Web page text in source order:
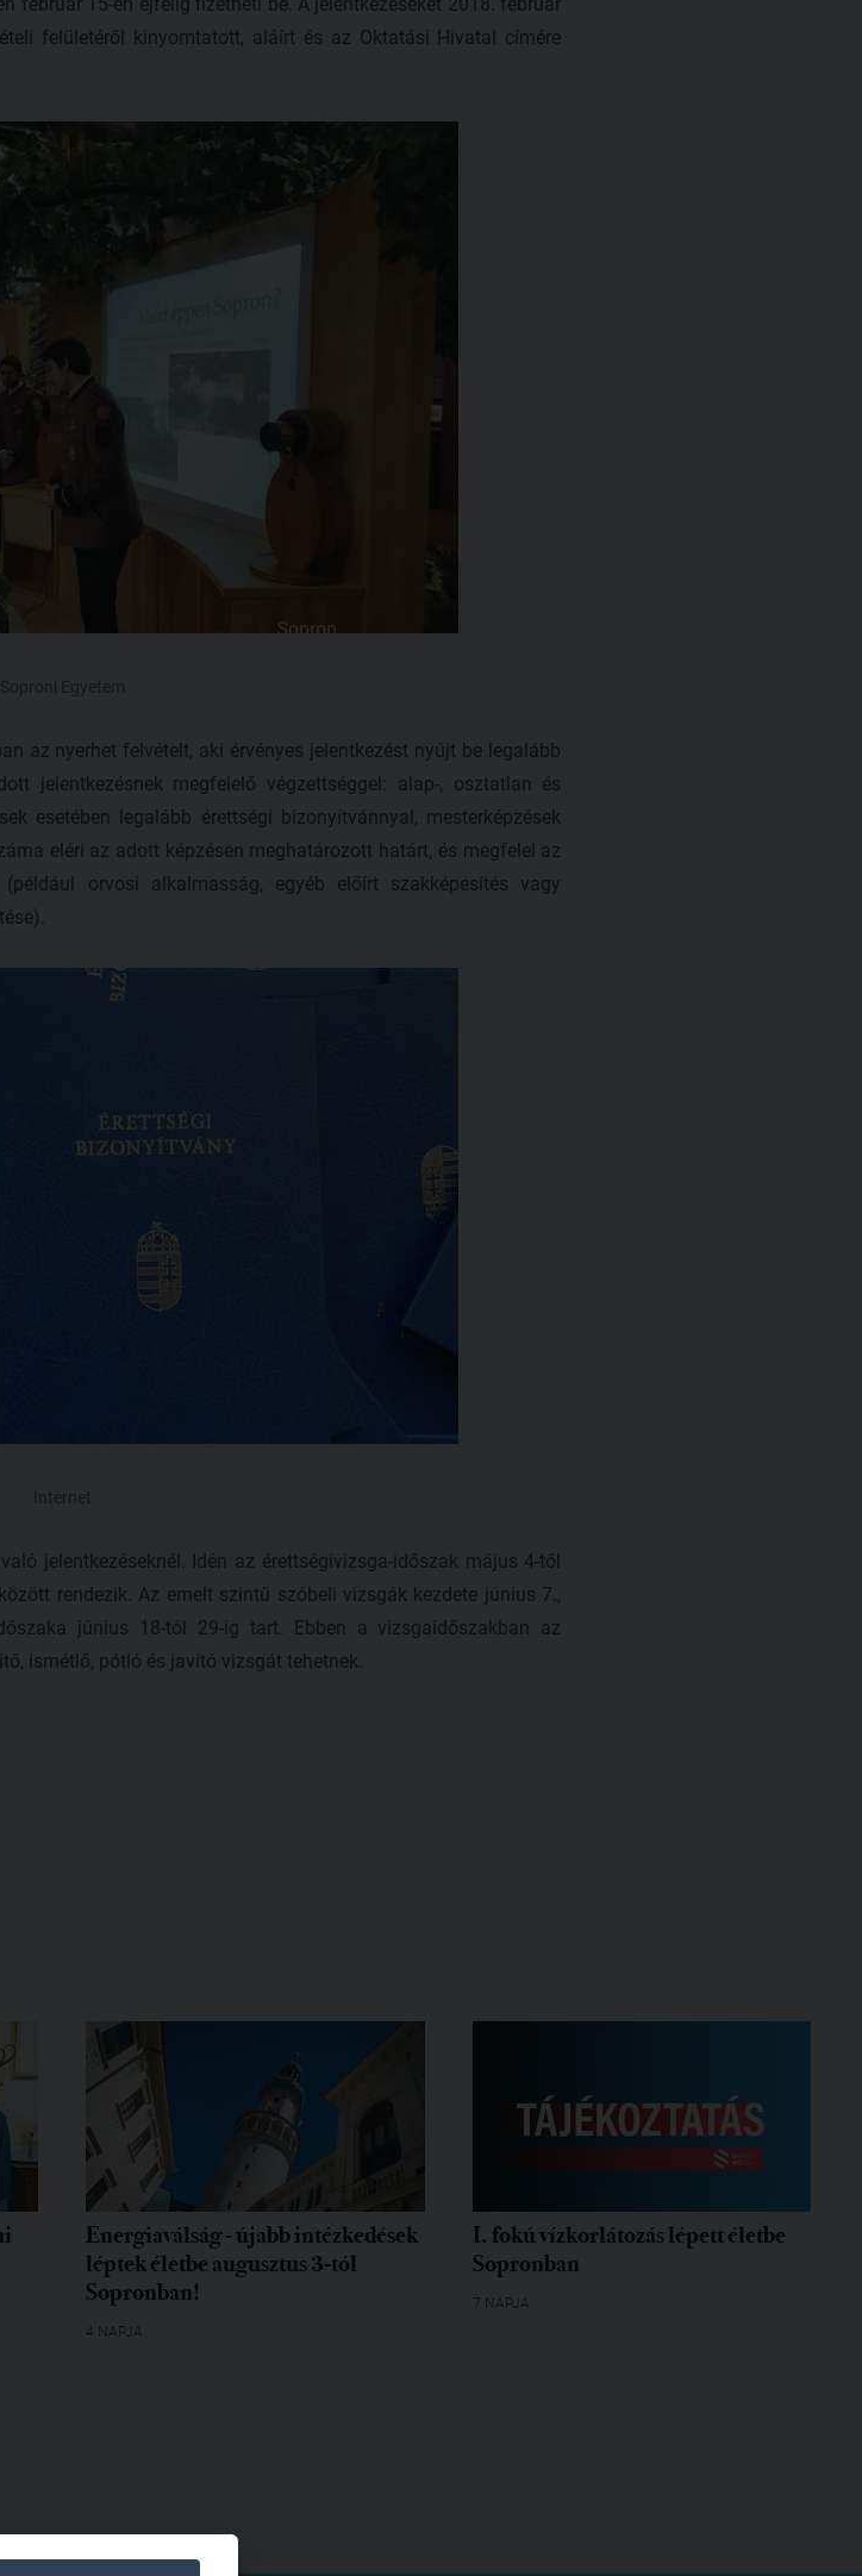
felületéről kinyomtatott, aláírt és az Oktatási Hivatal címére
az nyerhet felvételt, aki érvényes jelentkezést nyújt be legalább
jelentkezésnek megfelelő végzettséggel: alap-, osztatlan és
esetében legalább érettségi bizonyítvánnyal, mesterképzések
eléri az adott képzésen meghatározott határt, és megfelel az
orvosi alkalmasság, egyéb előírt szakképesítés vagy
jelentkezéseknél. Idén az érettségivizsga-időszak május 4-től
rendezik. Az emelt szintű szóbeli vizsgák kezdete június 7.,
június 18-tól 29-ig tart. Ebben a vizsgaidőszakban az
ismétlő, pótló és javító vizsgát tehetnek.
Energiaválság - újabb intézkedések
léptek életbe augusztus 3-tól
Sopronban!
4 NAPJA
I. fokú vízkorlátozás lépett életbe
Sopronban
7 NAPJA